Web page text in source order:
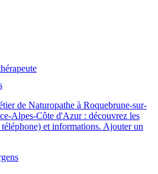
de Naturopathe à Roquebrune-sur-
Alpes-Côte d'Azur : découvrez les
téléphone) et informations. Ajouter un